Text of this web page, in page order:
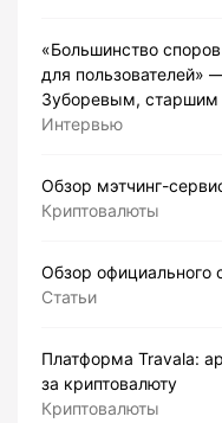
«Большинство
для пользователей»
Зуборевым, старшим
Интервью
Обзор мэтчинг-
Криптовалюты
Обзор официального
Статьи
Платформа Travala:
за криптовалюту
Криптовалюты